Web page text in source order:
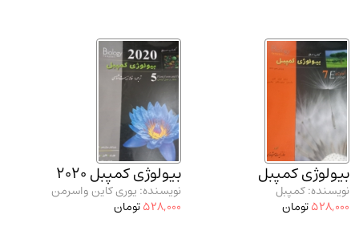
بیولوژی کمپبل
نویسنده: کمپبل
528,000تومان
بیولوژی کمپبل 2020
نویسنده: یوری کاین واسرمن
528,000تومان